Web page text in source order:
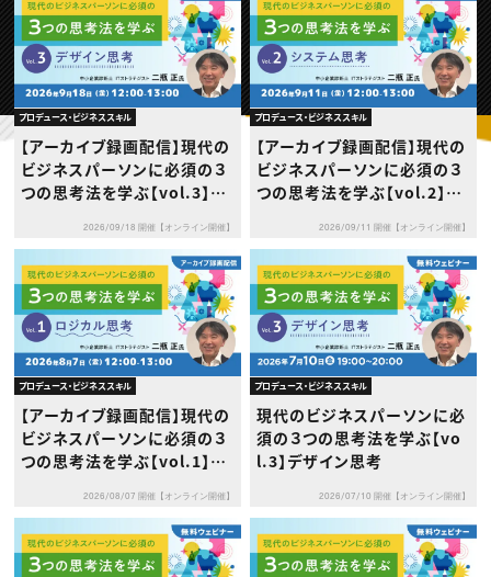
スキルアップしたい！
スキルアップしたい！ トップ
デザイン
プログラミング
動画配信・映像制作
編集・ライティング
マーケティング
ディレクション
業界解説・キャリア事情
お役立ち基礎知識
TOP Creator’s コラム
TOP Creator’s コラム トップ
Webクリエイター
アプリクリエイター
ゲームクリエイター
映像クリエイター
マーケッター
クリエイターインタビュー
C＆R Magazine
セミナー
ニュース・トレンド
ニュース・トレンド トップ
Web
映像
ゲーム・エンタメ
広告
出版
CREATIVE VILLAGEからのお知らせ
プロフェッショナル×つながる×メディア
プロデュース・ビジネススキル
【アーカイブ録画配信】現代の
ビジネスパーソンに必須の３
つの思考法を学ぶ【vol.3】デ
2026/09/18 開催【オンライン開催】
プロデュース・ビジネススキル
【アーカイブ録画配信】現代の
ビジネスパーソンに必須の３
つの思考法を学ぶ【vol.2】シ
2026/09/11 開催【オンライン開催】
プロデュース・ビジネススキル
【アーカイブ録画配信】現代の
ビジネスパーソンに必須の３
つの思考法を学ぶ【vol.1】ロ
2026/08/07 開催【オンライン開催】
プロデュース・ビジネススキル
現代のビジネスパーソンに必
須の３つの思考法を学ぶ【vo
l.3】デザイン思考
2026/07/10 開催【オンライン開催】